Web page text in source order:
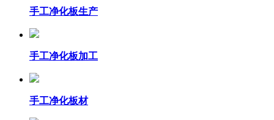
手工净化板生产
手工净化板加工
手工净化板材